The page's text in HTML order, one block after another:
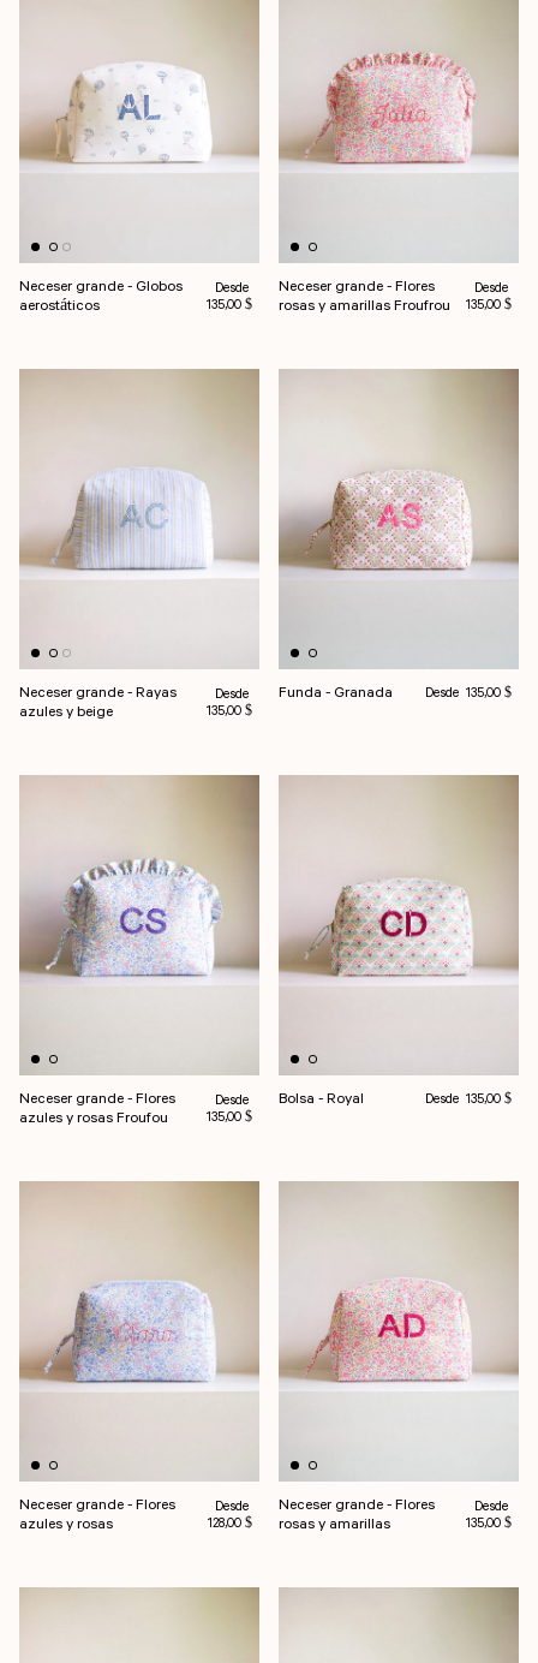
Neceser grande - Globos
aerostáticos
Precio habitual
Desde
135,00 $
Neceser grande - Flores
rosas y amarillas Froufrou
Precio
Desde
135,00 $
Neceser grande - Rayas
azules y beige
Precio habitual
Desde
135,00 $
Funda - Granada Precio habitual
Desde 135,00 $
Neceser grande - Flores
azules y rosas Froufou
Precio habitual
Desde
135,00 $
Bolsa - Royal Precio habitual
Desde 135,00 $
Neceser grande - Flores
azules y rosas
Precio habitual
Desde
128,00 $
Neceser grande - Flores
rosas y amarillas
Precio
Desde
135,00 $